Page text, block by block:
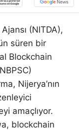
(NITDA),
süren bir
Blockchain
Nijerya’nın
amaçlıyor.
blockchain